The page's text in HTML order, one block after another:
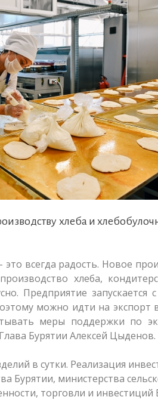
хлеба и
всегда радость. Новое
хлеба,
Предприятие
можно идти на
меры поддержки по
Бурятии Алексей Цыденов.
в сутки. Реализация
Бурятии, министерства
торговли и инвестиций